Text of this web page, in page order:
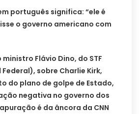
português significa: “ele é
o governo americano com
Flávio Dino, do STF
sobre Charlie Kirk,
do plano de golpe de Estado,
negativa no governo dos
é da âncora da CNN